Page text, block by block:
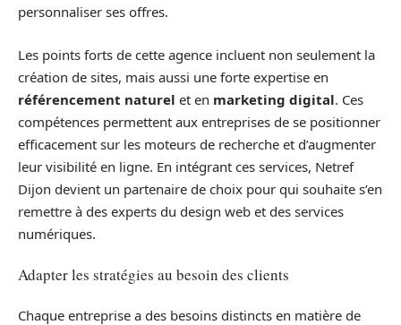
personnaliser ses offres.
Les points forts de cette agence incluent non seulement la
création de sites, mais aussi une forte expertise en
référencement naturel et en marketing digital. Ces
compétences permettent aux entreprises de se positionner
efficacement sur les moteurs de recherche et d’augmenter
leur visibilité en ligne. En intégrant ces services, Netref
Dijon devient un partenaire de choix pour qui souhaite s’en
remettre à des experts du design web et des services
numériques.
Adapter les stratégies au besoin des clients
Chaque entreprise a des besoins distincts en matière de